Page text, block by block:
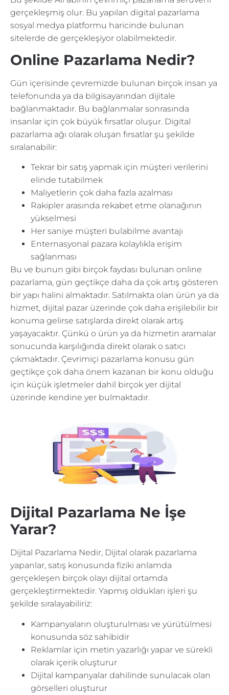
gerçekleşmiş olur. Bu yapılan digital pazarlama
sosyal medya platformu haricinde bulunan
sitelerde de gerçekleşiyor olabilmektedir.
Online Pazarlama Nedir?
Gün içerisinde çevremizde bulunan birçok insan ya
telefonunda ya da bilgisayarından dijitale
bağlanmaktadır. Bu bağlanmalar sonrasında
insanlar için çok büyük fırsatlar oluşur. Digital
pazarlama ağı olarak oluşan fırsatlar şu şekilde
sıralanabilir:
Tekrar bir satış yapmak için müşteri verilerini
elinde tutabilmek
Maliyetlerin çok daha fazla azalması
Rakipler arasında rekabet etme olanağının
yükselmesi
Her saniye müşteri bulabilme avantajı
Enternasyonal pazara kolaylıkla erişim
sağlanması
Bu ve bunun gibi birçok faydası bulunan online
pazarlama, gün geçtikçe daha da çok artış gösteren
bir yapı halini almaktadır. Satılmakta olan ürün ya da
hizmet, dijital pazar üzerinde çok daha erişilebilir bir
konuma gelirse satışlarda direkt olarak artış
yaşayacaktır. Çünkü o ürün ya da hizmetin aramalar
sonucunda karşılığında direkt olarak o satıcı
çıkmaktadır. Çevrimiçi pazarlama konusu gün
geçtikçe çok daha önem kazanan bir konu olduğu
için küçük işletmeler dahil birçok yer dijital
üzerinde kendine yer bulmaktadır.
Dijital Pazarlama Ne İşe
Yarar?
Dijital Pazarlama Nedir, Dijital olarak pazarlama
yapanlar, satış konusunda fiziki anlamda
gerçekleşen birçok olayı dijital ortamda
gerçekleştirmektedir. Yapmış oldukları işleri şu
şekilde sıralayabiliriz:
Kampanyaların oluşturulması ve yürütülmesi
konusunda söz sahibidir
Reklamlar için metin yazarlığı yapar ve sürekli
olarak içerik oluşturur
Dijital kampanyalar dahilinde sunulacak olan
görselleri oluşturur